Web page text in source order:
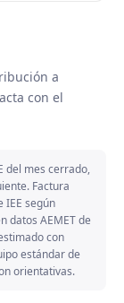
a
con el
del mes cerrado,
Factura
IEE según
datos AEMET de
con
estándar de
orientativas.